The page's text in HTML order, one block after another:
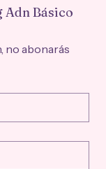
Básico
no abonarás